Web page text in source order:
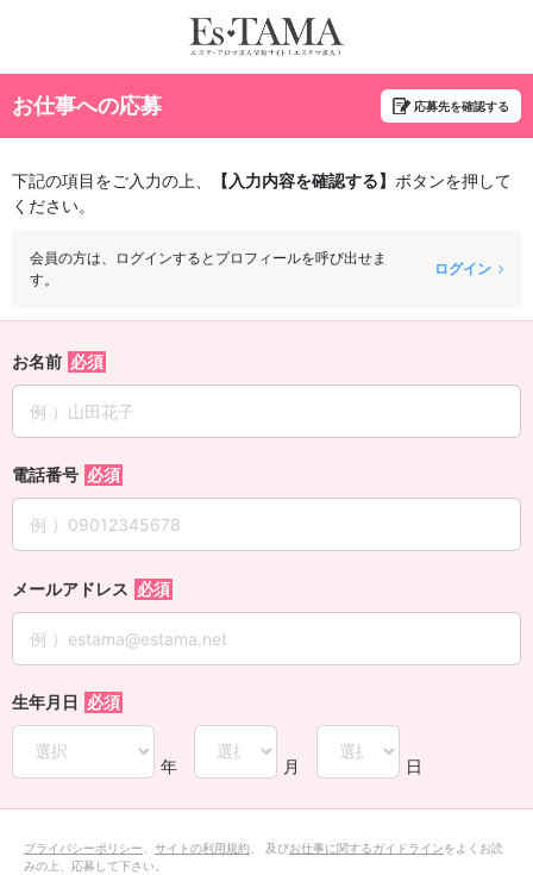
お仕事への応募 応募先を確認する
下記の項目をご入力の上、 【入力内容を確認する】 ボタンを押して
ください。
会員の方は、ログインするとプロフィールを呼び出せま
す。
ログイン
お名前
電話番号
メールアドレス
生年月日
年 月 日
プライバシーポリシー サイトの利用規約 、 及びお仕事に関するガイドラインをよくお読
みの上、応募して下さい。